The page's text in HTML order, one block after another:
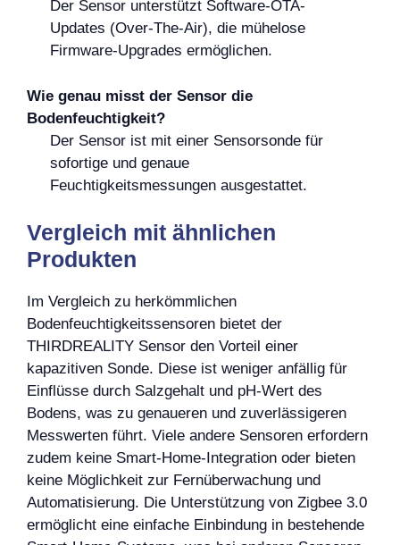
Der Sensor unterstützt Software-OTA-
Updates (Over-The-Air), die mühelose
Firmware-Upgrades ermöglichen.
Wie genau misst der Sensor die
Bodenfeuchtigkeit?
Der Sensor ist mit einer Sensorsonde für
sofortige und genaue
Feuchtigkeitsmessungen ausgestattet.
Vergleich mit ähnlichen
Produkten
Im Vergleich zu herkömmlichen
Bodenfeuchtigkeitssensoren bietet der
THIRDREALITY Sensor den Vorteil einer
kapazitiven Sonde. Diese ist weniger anfällig für
Einflüsse durch Salzgehalt und pH-Wert des
Bodens, was zu genaueren und zuverlässigeren
Messwerten führt. Viele andere Sensoren erfordern
zudem keine Smart-Home-Integration oder bieten
keine Möglichkeit zur Fernüberwachung und
Automatisierung. Die Unterstützung von Zigbee 3.0
ermöglicht eine einfache Einbindung in bestehende